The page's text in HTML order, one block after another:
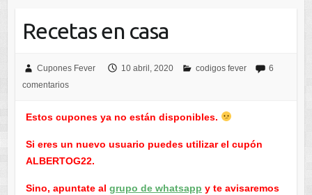
Recetas en casa
Cupones Fever 10 abril, 2020 codigos fever
6
comentarios
Estos cupones ya no están disponibles.
Si eres un nuevo usuario puedes utilizar el cupón
ALBERTOG22.
Sino, apuntate al grupo de whatsapp y te avisaremos